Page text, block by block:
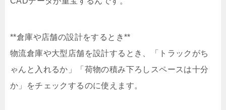
**倉庫や店舗の設計をするとき**
物流倉庫や大型店舗を設計するとき、「トラックがち
ゃんと入れるか」「荷物の積み下ろしスペースは十分
か」をチェックするのに使えます。